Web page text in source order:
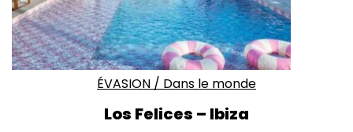
ÉVASION / Dans le monde
Los Felices – Ibiza